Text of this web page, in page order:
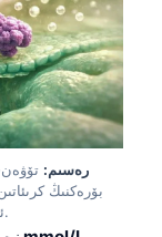
5-رەسىم:
بۆرەكنىڭ
ئىقتىدارىنىڭ بۇزۇلغانلىقىنى كۆرسىتىپ بېرەلەيدۇ.